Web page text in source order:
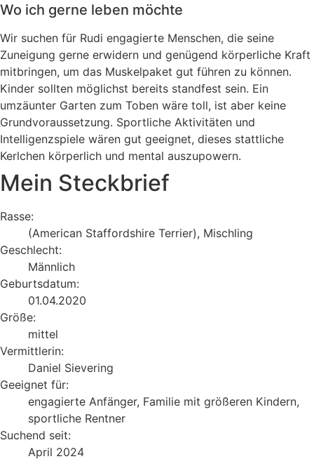
Wo ich gerne leben möchte
Wir suchen für Rudi engagierte Menschen, die seine
Zuneigung gerne erwidern und genügend körperliche Kraft
mitbringen, um das Muskelpaket gut führen zu können.
Kinder sollten möglichst bereits standfest sein. Ein
umzäunter Garten zum Toben wäre toll, ist aber keine
Grundvoraussetzung. Sportliche Aktivitäten und
Intelligenzspiele wären gut geeignet, dieses stattliche
Kerlchen körperlich und mental auszupowern.
Mein Steckbrief
Rasse:
(American Staffordshire Terrier), Mischling
Geschlecht:
Männlich
Geburtsdatum:
01.04.2020
Größe:
mittel
Vermittlerin:
Daniel Sievering
Geeignet für:
engagierte Anfänger, Familie mit größeren Kindern,
sportliche Rentner
Suchend seit:
April 2024